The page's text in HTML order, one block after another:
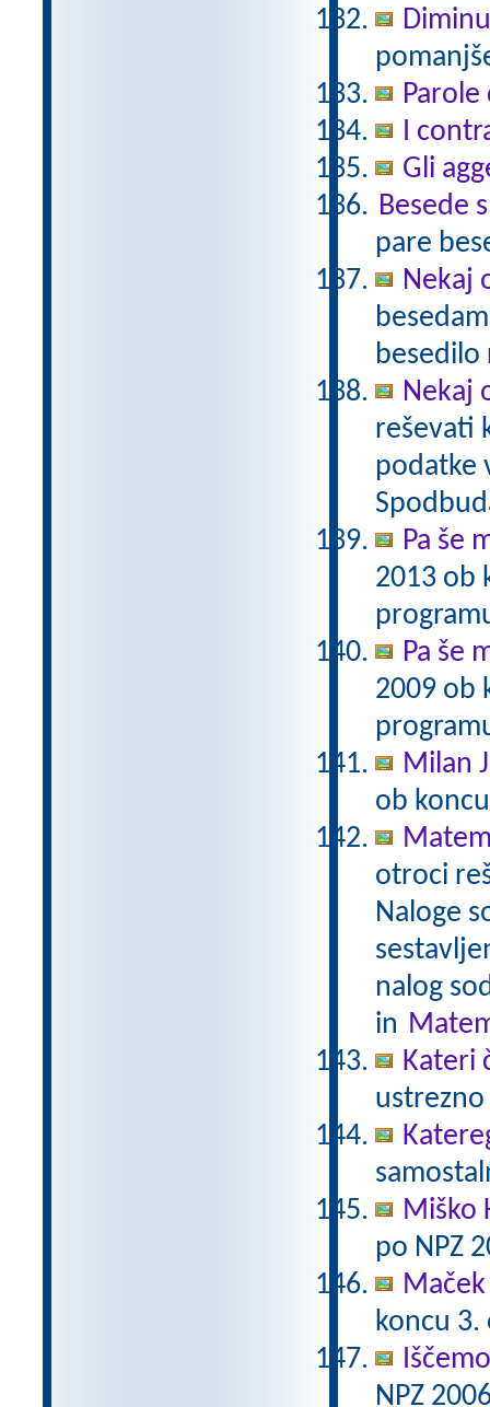
Parole
I
Gli
Besede
pare
Nekaj
besedilo
Nekaj
reševati
podatke
Pa še
2013 ob
Pa še
2009 ob
Milan
ob
otroci
Naloge
nalog
in
Kateri
Miško
po NPZ
koncu
NPZ